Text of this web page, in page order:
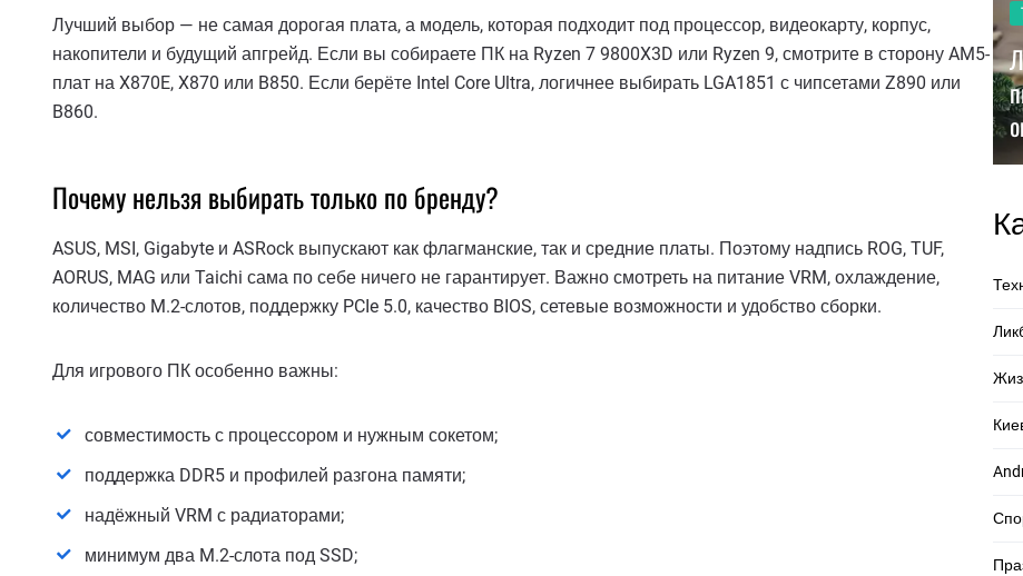
Лучший выбор — не самая дорогая плата, а модель, которая подходит под процессор, видеокарту, корпус,
накопители и будущий апгрейд. Если вы собираете ПК на Ryzen 7 9800X3D или Ryzen 9, смотрите в сторону AM5-
плат на X870E, X870 или B850. Если берёте Intel Core Ultra, логичнее выбирать LGA1851 с чипсетами Z890 или
B860.
Почему нельзя выбирать только по бренду?
ASUS, MSI, Gigabyte и ASRock выпускают как флагманские, так и средние платы. Поэтому надпись ROG, TUF,
AORUS, MAG или Taichi сама по себе ничего не гарантирует. Важно смотреть на питание VRM, охлаждение,
количество M.2-слотов, поддержку PCIe 5.0, качество BIOS, сетевые возможности и удобство сборки.
Для игрового ПК особенно важны:
совместимость с процессором и нужным сокетом;
поддержка DDR5 и профилей разгона памяти;
надёжный VRM с радиаторами;
минимум два M.2-слота под SSD;